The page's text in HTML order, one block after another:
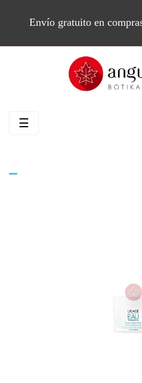
Envío gratuito en
Navegación
☰